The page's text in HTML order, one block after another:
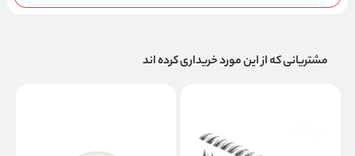
مشتریانی که از این مورد خریداری کرده اند